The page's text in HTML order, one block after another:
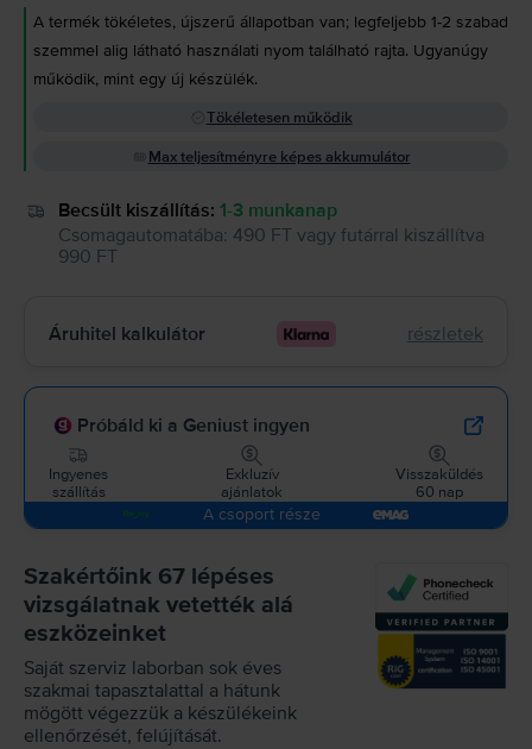
A termék tökéletes, újszerű állapotban van; legfeljebb 1-2 szabad
szemmel alig látható használati nyom található rajta. Ugyanúgy
működik, mint egy új készülék.
Tökéletesen működik
Max teljesítményre képes akkumulátor
Becsült kiszállítás: 1-3 munkanap
Csomagautomatába: 490 FT vagy futárral kiszállítva
990 FT
Áruhitel kalkulátor részletek
Próbáld ki a Geniust ingyen
Ingyenes
szállítás
Exkluzív
ajánlatok
Visszaküldés
60 nap
A csoport része
Szakértőink 67 lépéses
vizsgálatnak vetették alá
eszközeinket
Saját szerviz laborban sok éves
szakmai tapasztalattal a hátunk
mögött végezzük a készülékeink
ellenőrzését, felújítását.